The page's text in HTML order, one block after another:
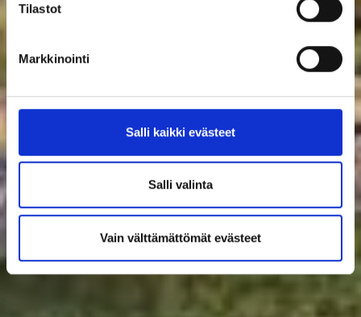
Tilastot
Markkinointi
Salli kaikki evästeet
Salli valinta
Vain välttämättömät evästeet